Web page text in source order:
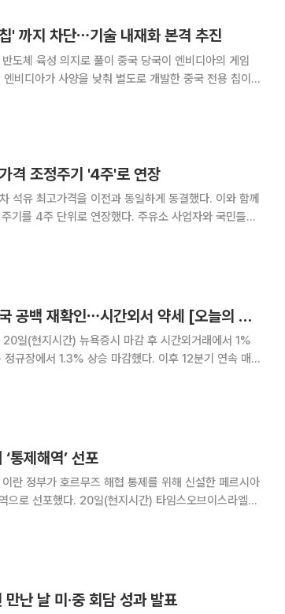
' 까지 차단⋯기술 내재화 본격 추진
이 중국 당국이 엔비디아의 게임
비디아가 사양을 낮춰 별도로 개발한 중국 전용 칩이
격 조정주기 '4주'로 연장
최고가격을 이전과 동일하게 동결했다. 이와 함께
기를 4주 단위로 연장했다. 주유소 사업자와 국민들의
혔다.
엔비디아, 매출 전망 아쉬움ㆍ중국 공백 재확인⋯시간외서 약세 [오늘의 뉴욕증시 무버]
통제해역’ 선포
란 정부가 호르무즈 해협 통제를 위해 신설한 페르시아
간) 타임스오브이스라엘에
랍에미리트(UAE) 푸자이
만난 날 미·중 회담 성과 발표